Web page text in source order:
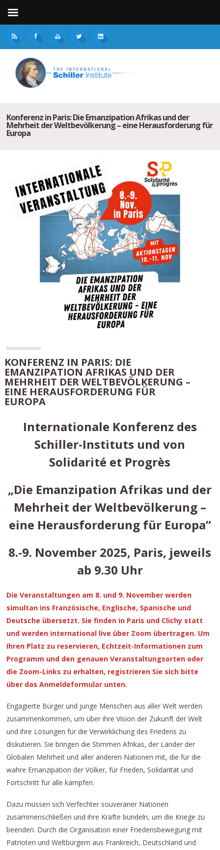
Konferenz in Paris: Die Emanzipation Afrikas und der
Mehrheit der Weltbevölkerung – eine Herausforderung für
Europa
KONFERENZ IN PARIS: DIE
EMANZIPATION AFRIKAS UND DER
MEHRHEIT DER WELTBEVÖLKERUNG –
EINE HERAUSFORDERUNG FÜR
EUROPA
Internationale Konferenz des
Schiller-Instituts und von
Solidarité et Progrès
„Die Emanzipation Afrikas und der
Mehrheit der Weltbevölkerung –
eine Herausforderung für Europa”
8.-9. November 2025, Paris, jeweils
ab 9.30 Uhr
Die Veranstaltungen am 8. und 9. November werden
simultan ins Französische, Englische, Spanische und
Deutsche übersetzt. Sie finden in Paris und Clichy statt
und werden international live über Zoom übertragen. Um
Ihren Platz zu reservieren, Echtzeit-Informationen zum
Programm und den genauen Veranstaltungsorten oder
die Zoom-Links zu erhalten, registrieren Sie sich bitte
über das Anmeldeformular unten.
Engagierte Bürger und junge Menschen aus aller Welt werden
zusammenkommen, um über ihre Vision der Zukunft der Welt
und ihre Lösungen für die Verwirklichung des Friedens zu
diskutieren. Sie bringen die Stimmen Afrikas, der Länder der
Globalen Mehrheit und aller anderen Nationen mit, die für die
wahre Emanzipation der Völker, für Frieden, Solidarität und
Fortschritt für alle kämpfen.
Dazu müssen sich Verfechter souveräner Nationen
zusammenschließen und ihre Kräfte bündeln, um die Kriege zu
beenden. Durch die Organisation einer Friedensbewegung mit
Patrioten und Weltbürgern aus Frankreich, Deutschland und